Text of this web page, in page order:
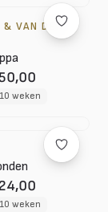
& VAN DER
weken
weken